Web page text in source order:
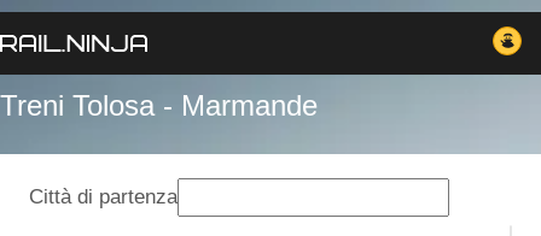
Treni Tolosa - Marmande
Città di partenza